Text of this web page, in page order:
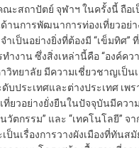
ณะสถาปัตย์ จุฬาฯ ในครั้งนี้ ถือ
านการพัฒนาการท่องเที่ยวอย่
เป็นอย่างยิ่งที่ต้องมี “เข็มทิศ”
ำงาน ซึ่งสิ่งเหล่านี้คือ “องค์คว
วิทยาลัย มีความเชี่ยวชาญเป็น
บประเทศและต่างประเทศ เพ
ที่ยวอย่างยั่งยืนในปัจจุบันมีคว
วัตกรรม” และ “เทคโนโลยี” จ
ป็นเรื่องการวางผังเมืองที่ทันส